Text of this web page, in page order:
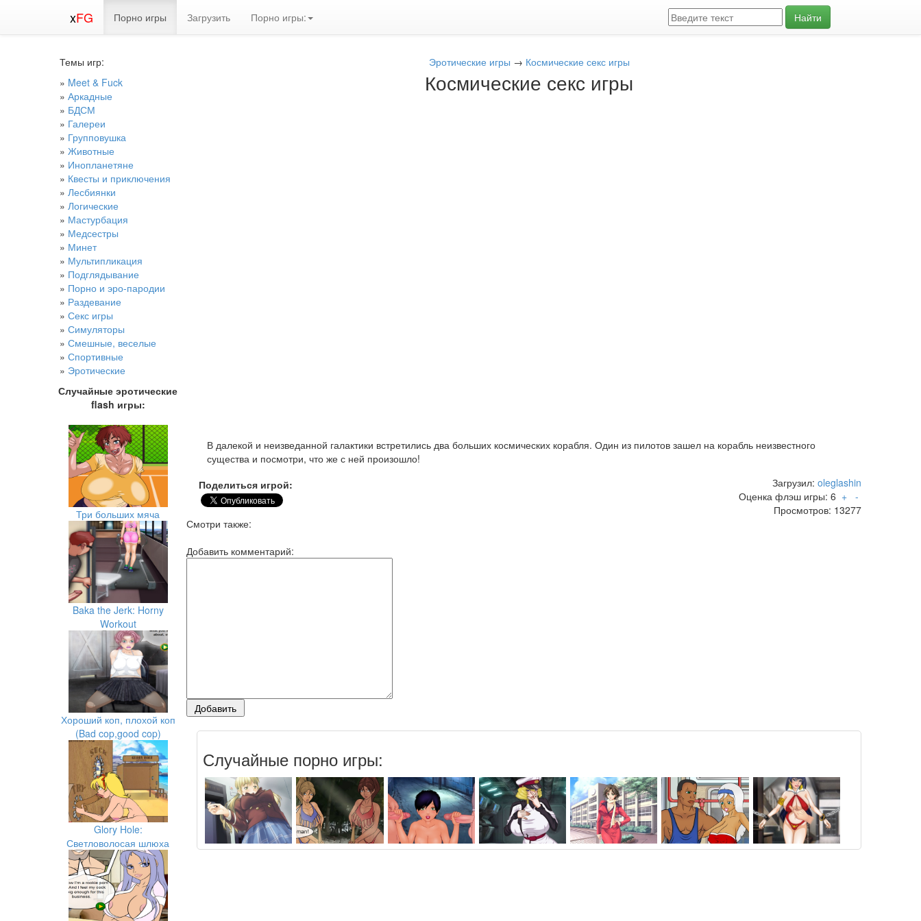
xFG Порно игры Загрузить Порно игры: Найти
Темы игр:
» Meet & Fuck
» Аркадные
» БДСМ
» Галереи
» Групповушка
» Животные
» Инопланетяне
» Квесты и приключения
» Лесбиянки
» Логические
» Мастурбация
» Медсестры
» Минет
» Мультипликация
» Подглядывание
» Порно и эро-пародии
» Раздевание
» Секс игры
» Симуляторы
» Смешные, веселые
» Спортивные
» Эротические
Случайные эротические
flash игры:
Три больших мяча
Baka the Jerk: Horny
Workout
Хороший коп, плохой коп
(Bad cop,good cop)
Glory Hole:
Светловолосая шлюха
Эротические игры → Космические секс игры
Космические секс игры
В далекой и неизведанной галактики встретились два больших космических корабля. Один из пилотов зашел на корабль неизвестного
существа и посмотри, что же с ней произошло!
Поделиться игрой:
Загрузил: oleglashin
Оценка флэш игры: 6 + -
Просмотров: 13277
Смотри также:
Добавить комментарий:
Случайные порно игры: